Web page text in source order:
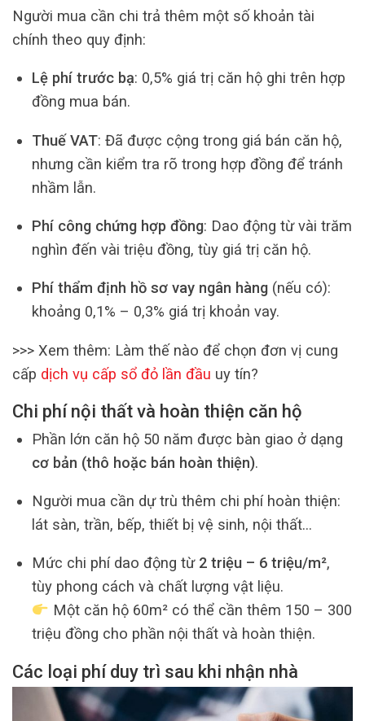
Người mua cần chi trả thêm một số khoản tài
chính theo quy định:
Lệ phí trước bạ: 0,5% giá trị căn hộ ghi trên hợp
đồng mua bán.
Thuế VAT: Đã được cộng trong giá bán căn hộ,
nhưng cần kiểm tra rõ trong hợp đồng để tránh
nhầm lẫn.
Phí công chứng hợp đồng: Dao động từ vài trăm
nghìn đến vài triệu đồng, tùy giá trị căn hộ.
Phí thẩm định hồ sơ vay ngân hàng(nếu có):
khoảng 0,1% – 0,3% giá trị khoản vay.
>>> Xem thêm: Làm thế nào để chọn đơn vị cung
cấp dịch vụ cấp sổ đỏ lần đầu uy tín?
Chi phí nội thất và hoàn thiện căn hộ
Phần lớn căn hộ 50 năm được bàn giao ở dạng
cơ bản (thô hoặc bán hoàn thiện).
Người mua cần dự trù thêm chi phí hoàn thiện:
lát sàn, trần, bếp, thiết bị vệ sinh, nội thất…
Mức chi phí dao động từ 2 triệu – 6 triệu/m²,
tùy phong cách và chất lượng vật liệu.
Một căn hộ 60m² có thể cần thêm 150 – 300
triệu đồng cho phần nội thất và hoàn thiện.
Các loại phí duy trì sau khi nhận nhà